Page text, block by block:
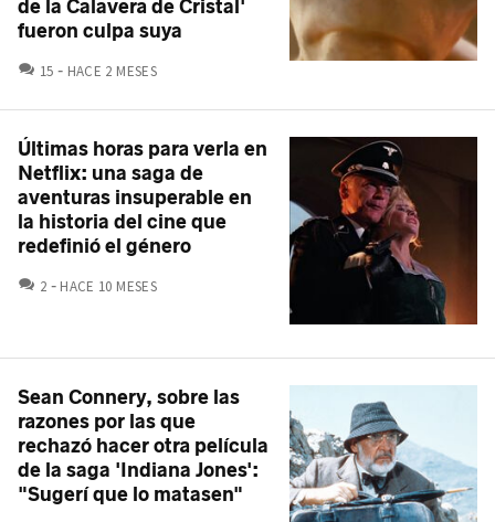
de la Calavera de Cristal'
fueron culpa suya
15 COMENTARIOS
HACE 2 MESES
Últimas horas para verla en
Netflix: una saga de
aventuras insuperable en
la historia del cine que
redefinió el género
2 COMENTARIOS
HACE 10 MESES
Sean Connery, sobre las
razones por las que
rechazó hacer otra película
de la saga 'Indiana Jones':
"Sugerí que lo matasen"